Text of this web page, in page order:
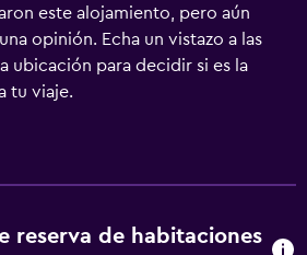
este alojamiento, pero aún
opinión. Echa un vistazo a las
ubicación para decidir si es la
tu viaje.
reserva de habitaciones